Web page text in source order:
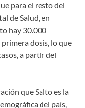
para el resto del
de Salud, en
hay 30.000
primera dosis, lo que
a partir del
que Salto es la
del país,